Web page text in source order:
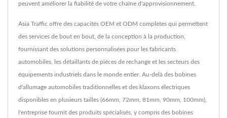
peuvent améliorer la fiabilité de votre chaîne d'approvisionnement.
Asia Traffic offre des capacités OEM et ODM complètes qui permettent
des services de bout en bout, de la conception à la production,
fournissant des solutions personnalisées pour les fabricants
automobiles, les détaillants de pièces de rechange et les secteurs des
équipements industriels dans le monde entier. Au-delà des bobines
d'allumage automobiles traditionnelles et des klaxons électriques
disponibles en plusieurs tailles (66mm, 72mm, 81mm, 90mm, 100mm),
l'entreprise fournit des produits spécialisés, y compris des bobines